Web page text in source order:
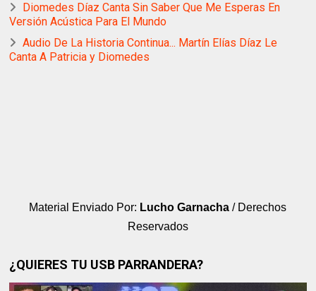
Diomedes Díaz Canta Sin Saber Que Me Esperas En
Versión Acústica Para El Mundo
Audio De La Historia Continua... Martín Elías Díaz Le
Canta A Patricia y Diomedes
Material Enviado Por: Lucho Garnacha / Derechos
Reservados
¿QUIERES TU USB PARRANDERA?